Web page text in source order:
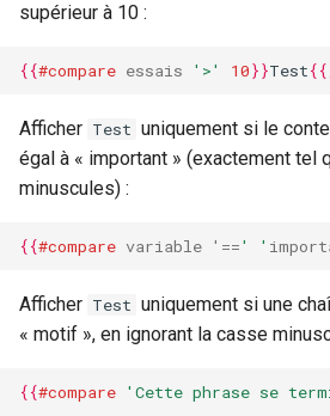
Helper replace
Exemple d'utilisation du
Helper tags
helper tags
Helper map
helper map
supérieur à 10 :
{{#compare essais '>' 10}}Test{{
Afficher Test uniquement si le
égal à « important » (exactement tel
minuscules) :
{{#compare variable '==' '
Afficher Test uniquement si une
« motif », en ignorant la casse
{{#compare 'Cette phrase se